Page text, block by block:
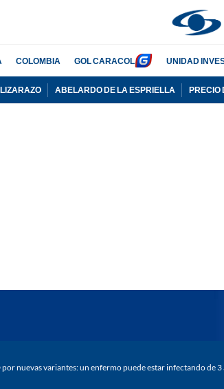
COLOMBIA GOL CARACOL UNIDAD
ABELARDO DE LA ESPRIELLA PRECIO
nuevas variantes: un enfermo puede estar infectando de 3